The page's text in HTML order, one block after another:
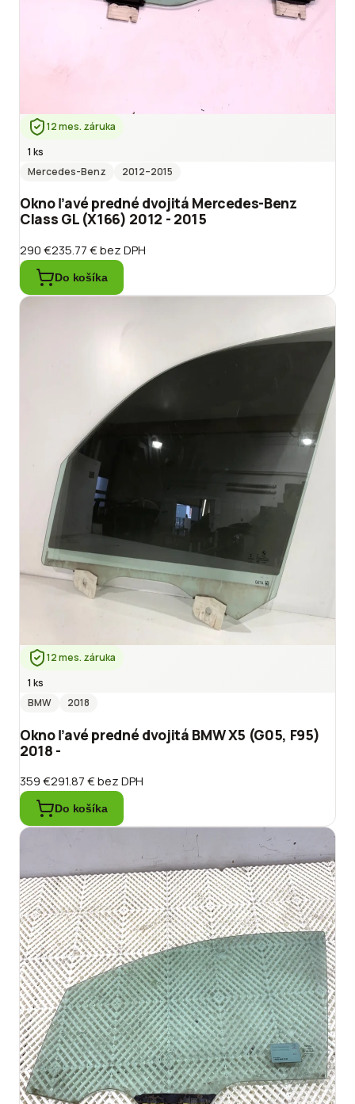
12 mes. záruka
1 ks
Mercedes-Benz
2012–2015
Okno ľavé predné dvojitá Mercedes-Benz
Class GL (X166) 2012 - 2015
290 €235.77 €bez DPH
Do košíka
12 mes. záruka
1 ks
BMW
2018
Okno ľavé predné dvojitá BMW X5 (G05, F95)
2018 -
359 €291.87 €bez DPH
Do košíka